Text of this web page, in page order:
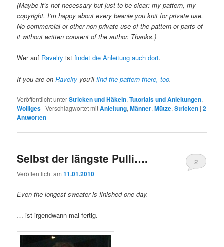
(Maybe it’s not necessary but just to be clear: my pattern, my
copyright, I’m happy about every beanie you knit for private use.
No commercial or other non private use of the pattern or parts of
it without written consent of the author. Thanks.)
Wer auf Ravelry istfindet die Anleitung auch dort.
If you are onRavelry you’llfind the pattern there, too.
Veröffentlicht unterStricken und Häkeln,Tutorials und Anleitungen,
Wolliges |Verschlagwortet mitAnleitung,Männer,Mütze,Stricken |2
Antworten
Selbst der längste Pulli….
Veröffentlicht am11.01.2010
2
Even the longest sweater is finished one day.
… ist irgendwann mal fertig.